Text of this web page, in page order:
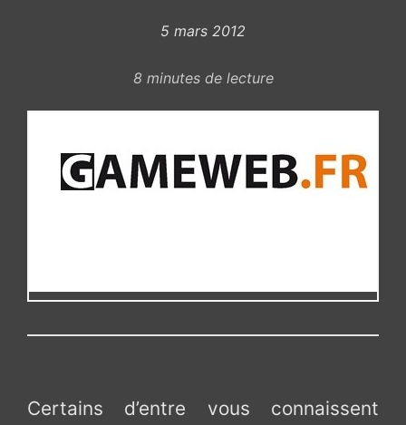
5 mars 2012
8 minutes de lecture
Certains d’entre vous connaissent